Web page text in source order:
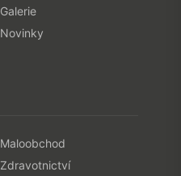
Galerie
Novinky
Maloobchod
Zdravotnictví